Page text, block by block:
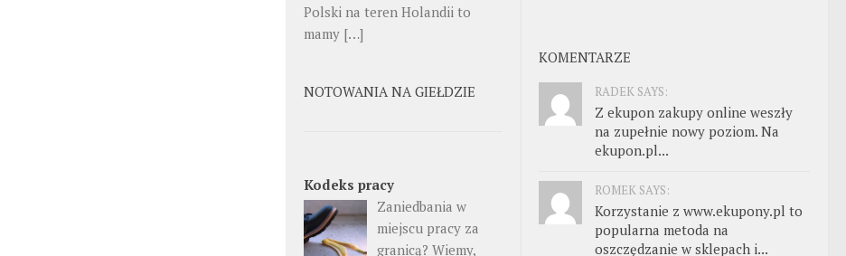
KOMENTARZE
RADEK SAYS:
Z ekupon zakupy online weszły
na zupełnie nowy poziom. Na
ekupon.pl...
ROMEK SAYS:
Korzystanie z www.ekupony.pl to
popularna metoda na
oszczędzanie w sklepach i...
Polski na teren Holandii to
mamy […]
NOTOWANIA NA GIEŁDZIE
Kodeks pracy
Zaniedbania w
miejscu pracy za
granicą? Wiemy,